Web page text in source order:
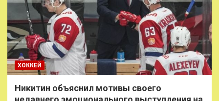
ХОККЕЙ
Никитин объяснил мотивы своего